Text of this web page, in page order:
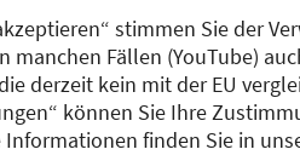
stimmen Sie der
manchen Fällen (YouTube)
derzeit kein mit der EU
können Sie Ihre
Informationen finden Sie in
Ergebnisse drucken